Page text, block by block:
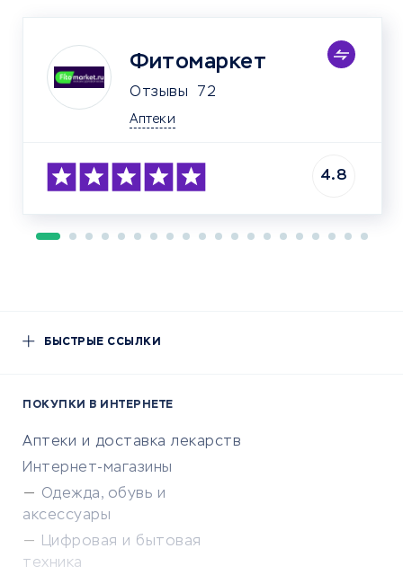
Фитомаркет
Отзывы 72
Аптеки
4.8
БЫСТРЫЕ ССЫЛКИ
ПОКУПКИ В ИНТЕРНЕТЕ
Аптеки и доставка лекарств
Интернет-магазины
Одежда, обувь и
аксессуары
Цифровая и бытовая
техника